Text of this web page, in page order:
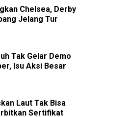
Chelsea, Derby
Jelang Tur
Tak Gelar Demo
Isu Aksi Besar
Laut Tak Bisa
Sertifikat